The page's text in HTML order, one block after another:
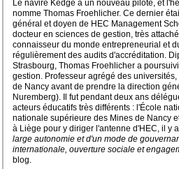
Le navire Kedge a un nouveau pilote, et
nomme Thomas Froehlicher. Ce dernier
général et doyen de HEC Management
docteur en sciences de gestion, très
connaisseur du monde entrepreneurial et
régulièrement des audits d'accréditation.
Strasbourg, Thomas Froehlicher a
gestion. Professeur agrégé des
de Nancy avant de prendre la direction
Nuremberg). Il fut pendant deux ans
acteurs éducatifs très différents : l'École
nationale supérieure des Mines de Nancy
à Liège pour y diriger l'antenne d'HEC, il y
large autonomie et d'un mode de
internationale, ouverture sociale et
blog.